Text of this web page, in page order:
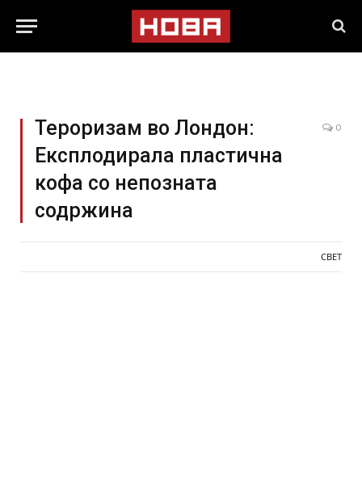
Тероризам во Лондон:
Експлодирала пластична
кофа со непозната
содржина
0
СВЕТ